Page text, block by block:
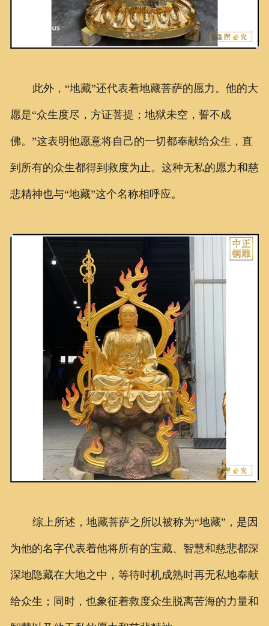
此外，“地藏”还代表着地藏菩萨的愿力。他的大
愿是“众生度尽，方证菩提；地狱未空，誓不成
佛。”这表明他愿意将自己的一切都奉献给众生，直
到所有的众生都得到救度为止。这种无私的愿力和慈
悲精神也与“地藏”这个名称相呼应。
综上所述，地藏菩萨之所以被称为“地藏”，是因
为他的名字代表着他将所有的宝藏、智慧和慈悲都深
深地隐藏在大地之中，等待时机成熟时再无私地奉献
给众生；同时，也象征着救度众生脱离苦海的力量和